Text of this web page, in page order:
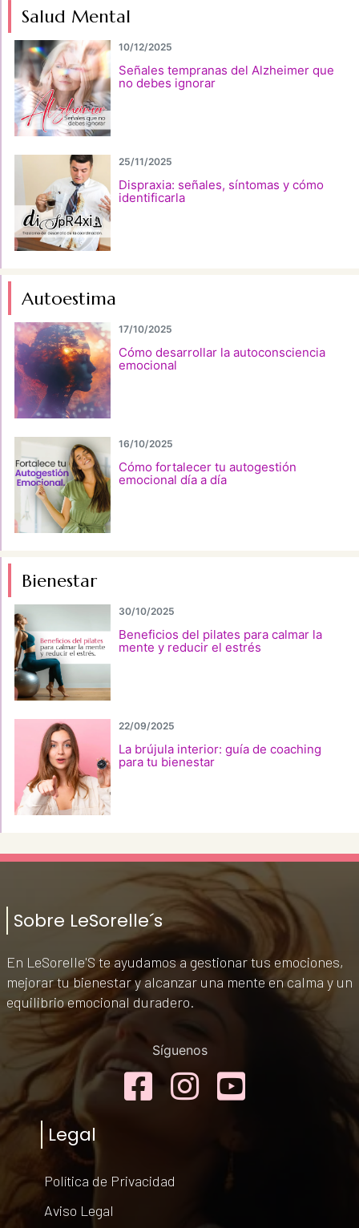
Salud Mental
10/12/2025
Señales tempranas del Alzheimer que
no debes ignorar
25/11/2025
Dispraxia: señales, síntomas y cómo
identificarla
Autoestima
17/10/2025
Cómo desarrollar la autoconsciencia
emocional
16/10/2025
Cómo fortalecer tu autogestión
emocional día a día
Bienestar
30/10/2025
Beneficios del pilates para calmar la
mente y reducir el estrés
22/09/2025
La brújula interior: guía de coaching
para tu bienestar
Sobre LeSorelle´s
En LeSorelle'S te ayudamos a gestionar tus emociones,
mejorar tu bienestar y alcanzar una mente en calma y un
equilibrio emocional duradero.
Síguenos
Facebook
Instagram
Legal
Política de Privacidad
Aviso Legal